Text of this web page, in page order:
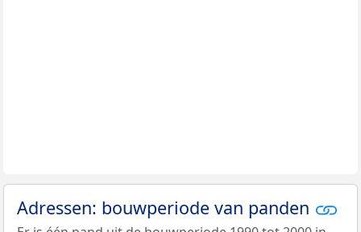
Adressen: bouwperiode van panden